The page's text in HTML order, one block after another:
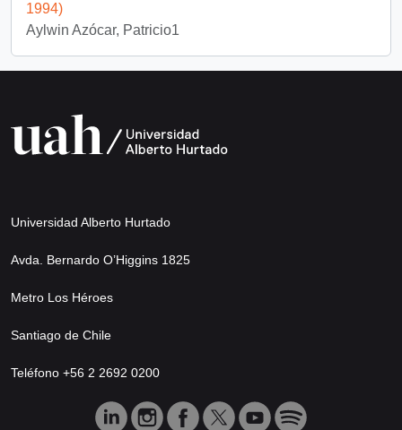
1994)
Aylwin Azócar, Patricio1
Universidad Alberto Hurtado
Avda. Bernardo O’Higgins 1825
Metro Los Héroes
Santiago de Chile
Teléfono +56 2 2692 0200